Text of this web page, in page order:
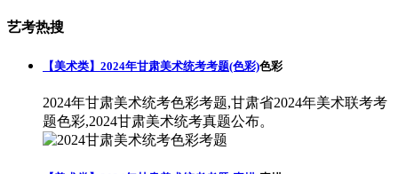
艺考热搜
【美术类】2024年甘肃美术统考考题(色彩)色彩
2024年甘肃美术统考色彩考题,甘肃省2024年美术联考考
题色彩,2024甘肃美术统考真题公布。